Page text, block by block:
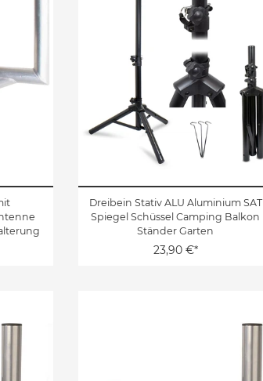
Dreibein Stativ ALU Aluminium SAT
Spiegel Schüssel Camping Balkon
Ständer Garten
23,90 €*